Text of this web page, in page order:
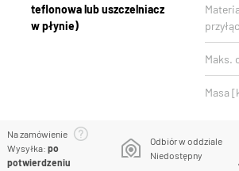
teflonowa lub uszczelniacz
w płynie)
Maks.
Masa
Na zamówienie
Wysyłka:po
potwierdzeniu
Odbiór w oddziale
Niedostępny